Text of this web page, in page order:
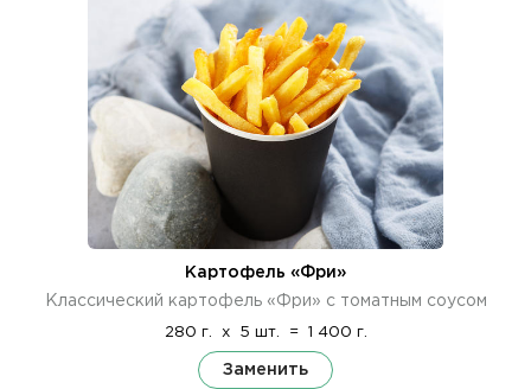
Картофель «Фри»
Классический картофель «Фри» с томатным соусом
280 г. x 5 шт. = 1 400 г.
Заменить